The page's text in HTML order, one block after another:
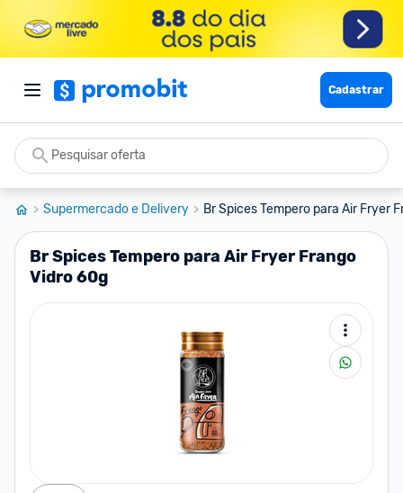
Cadastrar
Supermercado e Delivery Br Spices Tempero para Air Fryer
Br Spices Tempero para Air Fryer Frango
Vidro 60g